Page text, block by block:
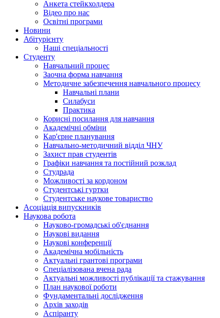
Анкета стейкхолдера
Відео про нас
Освітні програми
Hовини
Абітурієнту
Наші спеціальності
Студенту
Навчальний процес
Заочна форма навчання
Методичне забезпечення навчального процесу
Навчальні плани
Силабуси
Практика
Корисні посилання для навчання
Академічні обміни
Кар'єрне планування
Навчально-методичний відділ ЧНУ
Захист прав студентів
Графіки навчання та постійний розклад
Студрада
Можливості за кордоном
Студентські гуртки
Студентське наукове товариство
Асоціація випускників
Наукова робота
Науково-громадські об'єднання
Наукові видання
Наукові конференції
Академічна мобільність
Актуальні грантові програми
Спеціалізована вчена рада
Актуальні можливості публікації та стажування
План наукової роботи
Фундаментальні дослідження
Архів заходів
Аспіранту